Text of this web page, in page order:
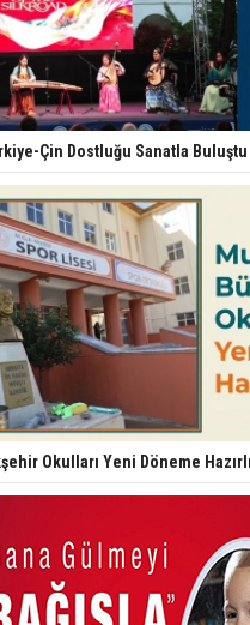
Çin Dostluğu Sanatla Buluştu
Okulları Yeni Döneme